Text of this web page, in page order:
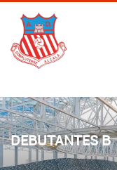
DEBUTANTES B